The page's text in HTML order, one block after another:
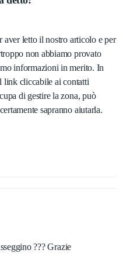
letto il nostro articolo e per
non abbiamo provato
informazioni in merito. In
link cliccabile ai contatti
di gestire la zona, può
sapranno aiutarla.
??? Grazie